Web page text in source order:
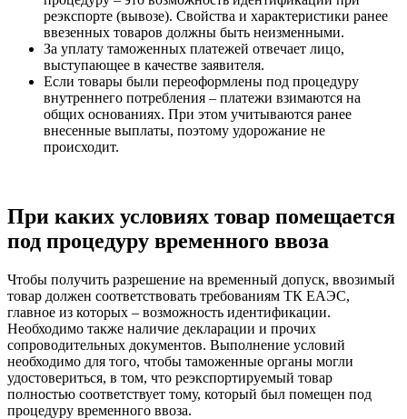
реэкспорте (вывозе). Свойства и характеристики ранее
ввезенных товаров должны быть неизменными.
За уплату таможенных платежей отвечает лицо,
выступающее в качестве заявителя.
Если товары были переоформлены под процедуру
внутреннего потребления – платежи взимаются на
общих основаниях. При этом учитываются ранее
внесенные выплаты, поэтому удорожание не
происходит.
При каких условиях товар помещается
под процедуру временного ввоза
Чтобы получить разрешение на временный допуск, ввозимый
товар должен соответствовать требованиям ТК ЕАЭС,
главное из которых – возможность идентификации.
Необходимо также наличие декларации и прочих
сопроводительных документов. Выполнение условий
необходимо для того, чтобы таможенные органы могли
удостовериться, в том, что реэкспортируемый товар
полностью соответствует тому, который был помещен под
процедуру временного ввоза.